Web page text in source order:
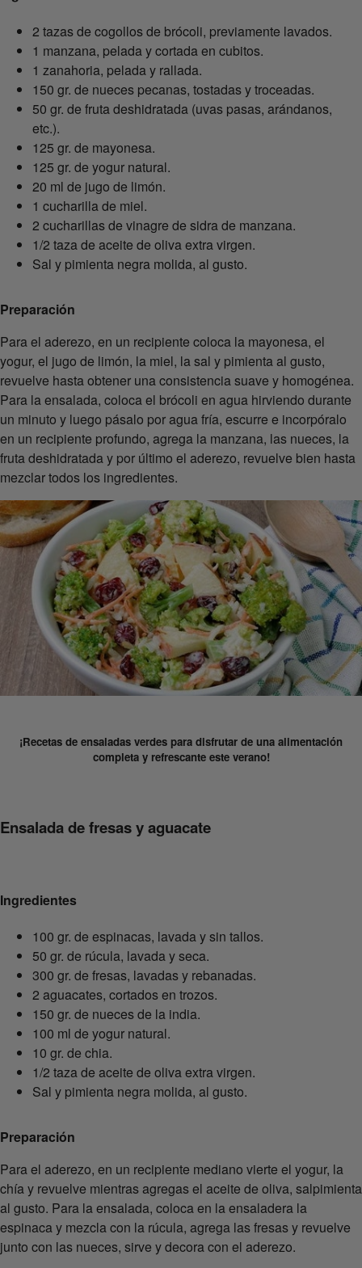
2 tazas de cogollos de brócoli, previamente lavados.
1 manzana, pelada y cortada en cubitos.
1 zanahoria, pelada y rallada.
150 gr. de nueces pecanas, tostadas y troceadas.
50 gr. de fruta deshidratada (uvas pasas, arándanos,
etc.).
125 gr. de mayonesa.
125 gr. de yogur natural.
20 ml de jugo de limón.
1 cucharilla de miel.
2 cucharillas de vinagre de sidra de manzana.
1/2 taza de aceite de oliva extra virgen.
Sal y pimienta negra molida, al gusto.
Preparación
Para el aderezo, en un recipiente coloca la mayonesa, el
yogur, el jugo de limón, la miel, la sal y pimienta al gusto,
revuelve hasta obtener una consistencia suave y homogénea.
Para la ensalada, coloca el brócoli en agua hirviendo durante
un minuto y luego pásalo por agua fría, escurre e incorpóralo
en un recipiente profundo, agrega la manzana, las nueces, la
fruta deshidratada y por último el aderezo, revuelve bien hasta
mezclar todos los ingredientes.
¡Recetas de ensaladas verdes para disfrutar de una alimentación
completa y refrescante este verano!
Ensalada de fresas y aguacate
Ingredientes
100 gr. de espinacas, lavada y sin tallos.
50 gr. de rúcula, lavada y seca.
300 gr. de fresas, lavadas y rebanadas.
2 aguacates, cortados en trozos.
150 gr. de nueces de la india.
100 ml de yogur natural.
10 gr. de chia.
1/2 taza de aceite de oliva extra virgen.
Sal y pimienta negra molida, al gusto.
Preparación
Para el aderezo, en un recipiente mediano vierte el yogur, la
chía y revuelve mientras agregas el aceite de oliva, salpimienta
al gusto. Para la ensalada, coloca en la ensaladera la
espinaca y mezcla con la rúcula, agrega las fresas y revuelve
junto con las nueces, sirve y decora con el aderezo.